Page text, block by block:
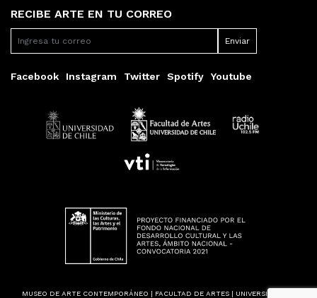
RECIBE ARTE EN TU CORREO
Facebook Instagram Twitter Spotify Youtube
MUSEO DE ARTE CONTEMPORÁNEO | FACULTAD DE ARTES | UNIVERSIDAD DE